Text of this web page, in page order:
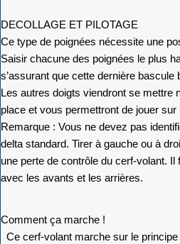
DECOLLAGE ET PILOTAGE
Ce type de poignées nécessite une
Saisir chacune des poignées le plus
s’assurant que cette dernière bascule
Les autres doigts viendront se mettre
place et vous permettront de jouer sur
Remarque : Vous ne devez pas
delta standard. Tirer à gauche ou à
une perte de contrôle du cerf-volant.
avec les avants et les arrières.
Comment ça marche !
Ce cerf-volant marche sur le principe